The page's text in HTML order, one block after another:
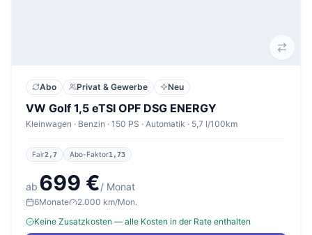
Abo Privat & Gewerbe Neu
VW Golf 1,5 eTSI OPF DSG ENERGY
Kleinwagen · Benzin · 150 PS · Automatik · 5,7 l/100km
Fair2,7 Abo-Faktor1,73
ab 699 €/ Monat
6Monate
2.000 km/Mon.
Keine Zusatzkosten — alle Kosten in der Rate enthalten